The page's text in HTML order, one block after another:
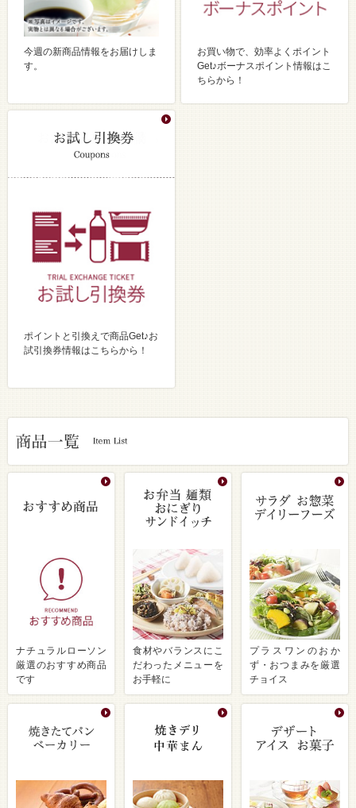
今週の新商品情報をお届けしま
す。
お買い物で、効率よくポイント
Get♪ボーナスポイント情報はこ
ちらから！
ポイントと引換えで商品Get♪お
試引換券情報はこちらから！
ナチュラルローソン
厳選のおすすめ商品
です
食材やバランスにこ
だわったメニューを
お手軽に
プラスワンのおか
ず・おつまみを厳選
チョイス